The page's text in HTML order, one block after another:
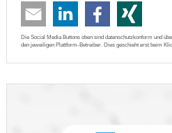
Die Social Media Buttons oben sind datenschutzkonform und
den jeweiligen Plattform-Betreiber. Dies geschieht erst beim